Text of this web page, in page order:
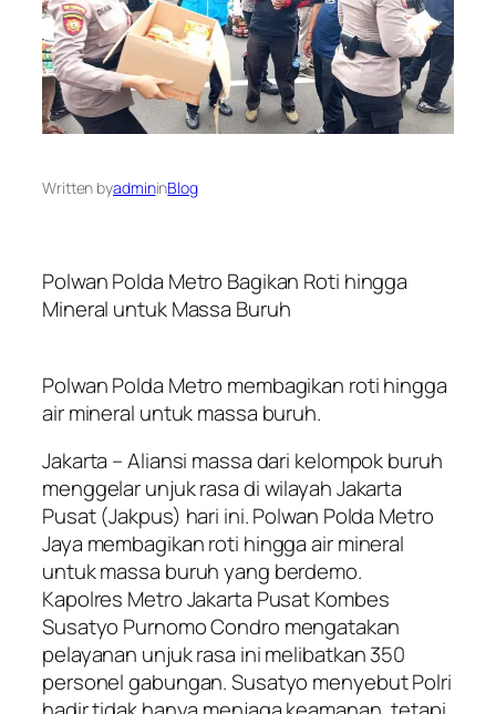
Written byadmininBlog
Polwan Polda Metro Bagikan Roti hingga
Mineral untuk Massa Buruh
Polwan Polda Metro membagikan roti hingga
air mineral untuk massa buruh.
Jakarta – Aliansi massa dari kelompok buruh
menggelar unjuk rasa di wilayah Jakarta
Pusat (Jakpus) hari ini. Polwan Polda Metro
Jaya membagikan roti hingga air mineral
untuk massa buruh yang berdemo.
Kapolres Metro Jakarta Pusat Kombes
Susatyo Purnomo Condro mengatakan
pelayanan unjuk rasa ini melibatkan 350
personel gabungan. Susatyo menyebut Polri